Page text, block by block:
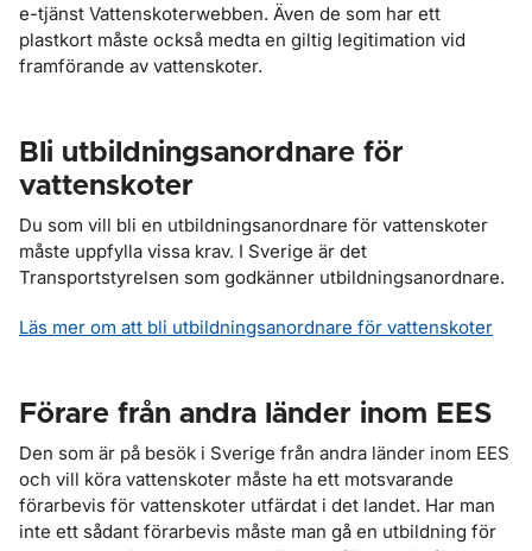
e-tjänst Vattenskoterwebben. Även de som har ett
plastkort måste också medta en giltig legitimation vid
framförande av vattenskoter.
Bli utbildningsanordnare för
vattenskoter
Du som vill bli en utbildningsanordnare för vattenskoter
måste uppfylla vissa krav. I Sverige är det
Transportstyrelsen som godkänner utbildningsanordnare.
Läs mer om att bli utbildningsanordnare för vattenskoter
Förare från andra länder inom EES
Den som är på besök i Sverige från andra länder inom EES
och vill köra vattenskoter måste ha ett motsvarande
förarbevis för vattenskoter utfärdat i det landet. Har man
inte ett sådant förarbevis måste man gå en utbildning för